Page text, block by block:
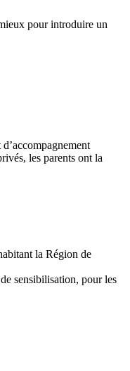
pour introduire un
les parents ont la
la Région de
sensibilisation, pour les